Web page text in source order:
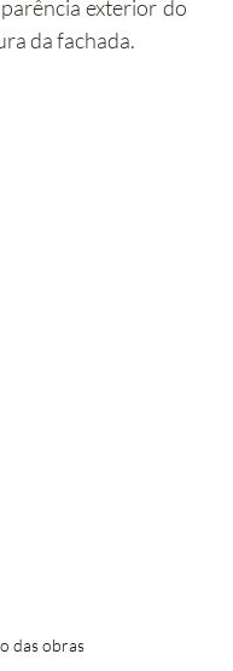
Eficiência
exterior do
da fachada.
das obras